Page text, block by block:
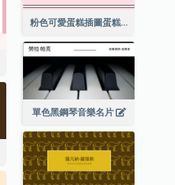
粉色可愛蛋糕插圖蛋糕店名片
單色黑鋼琴音樂名片